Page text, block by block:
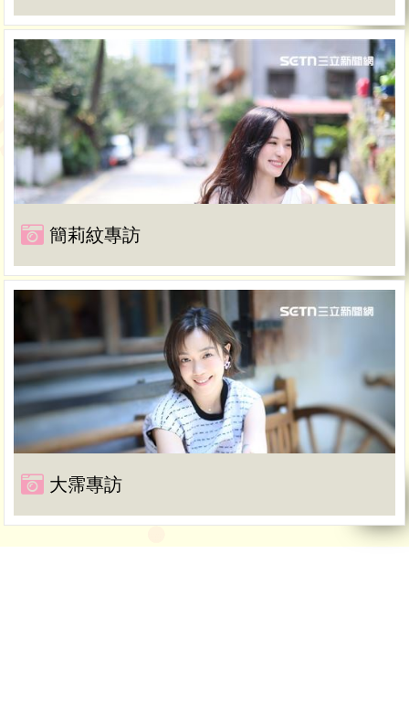
簡莉紋專訪
大霈專訪